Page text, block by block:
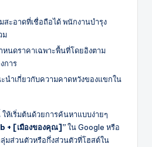
สะอาดที่เชื่อถือได้ พนักงานบำรุง
ม
นดราคาเฉพาะพื้นที่โดยอิงตาม
การ
นำเกี่ยวกับความคาดหวังของแขกใน
ห้เริ่มต้นด้วยการค้นหาแบบง่ายๆ
+ [เมืองของคุณ]”ใน Google หรือ
ส่วนตัวหรือกึ่งส่วนตัวที่โฮสต์ใน